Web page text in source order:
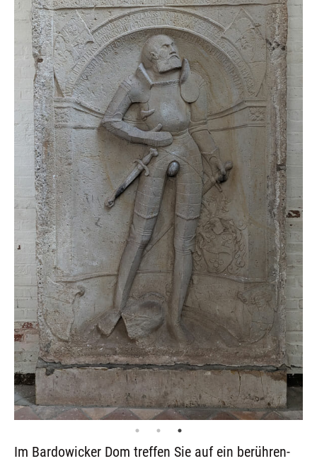
Im Bar­do­wi­cker Dom tref­fen Sie auf ein berüh­ren­